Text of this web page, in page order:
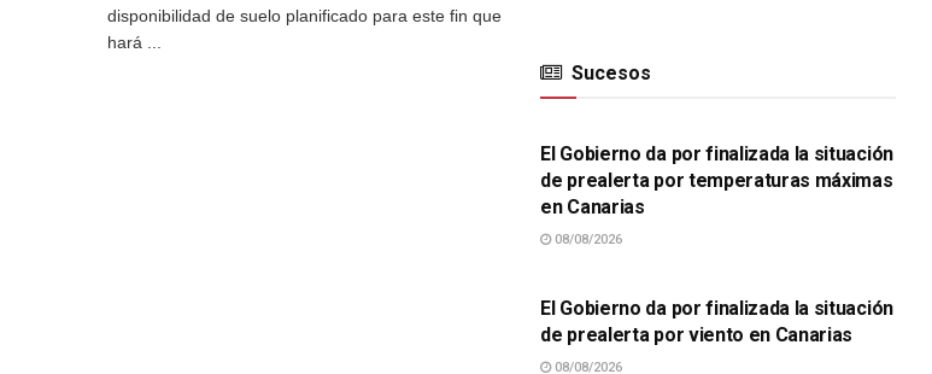
disponibilidad de suelo planificado para este fin que
hará ...
Sucesos
SUCESOS
El Gobierno da por finalizada la situación
de prealerta por temperaturas máximas
en Canarias
08/08/2026
El Gobierno da por finalizada la situación
de prealerta por viento en Canarias
08/08/2026